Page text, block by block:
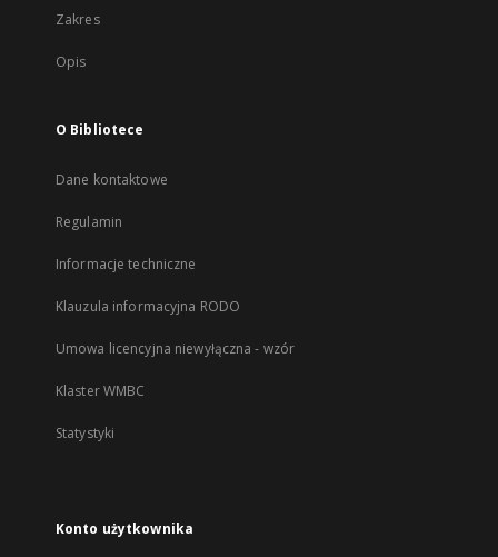
Zakres
Opis
O Bibliotece
Dane kontaktowe
Regulamin
Informacje techniczne
Klauzula informacyjna RODO
Umowa licencyjna niewyłączna - wzór
Klaster WMBC
Statystyki
Konto użytkownika